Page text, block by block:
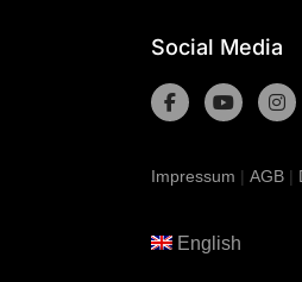
Social Media
Impressum | AGB |
English